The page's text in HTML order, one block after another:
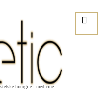
hirurgije i medicine